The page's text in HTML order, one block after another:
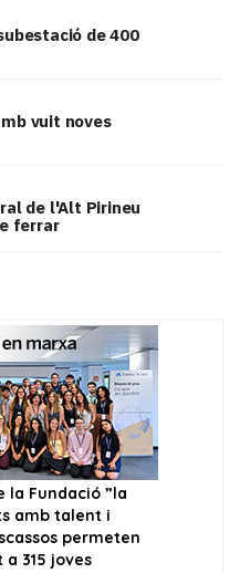
de 400
vuit noves
de l'Alt Pirineu
ferrar